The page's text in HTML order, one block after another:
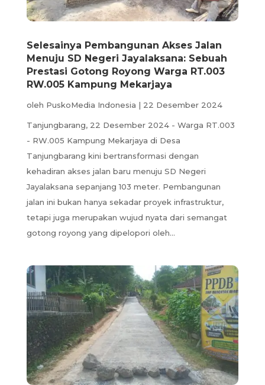
Selesainya Pembangunan Akses Jalan
Menuju SD Negeri Jayalaksana: Sebuah
Prestasi Gotong Royong Warga RT.003
RW.005 Kampung Mekarjaya
oleh PuskoMedia Indonesia | 22 Desember 2024
Tanjungbarang, 22 Desember 2024 - Warga RT.003
- RW.005 Kampung Mekarjaya di Desa
Tanjungbarang kini bertransformasi dengan
kehadiran akses jalan baru menuju SD Negeri
Jayalaksana sepanjang 103 meter. Pembangunan
jalan ini bukan hanya sekadar proyek infrastruktur,
tetapi juga merupakan wujud nyata dari semangat
gotong royong yang dipelopori oleh...